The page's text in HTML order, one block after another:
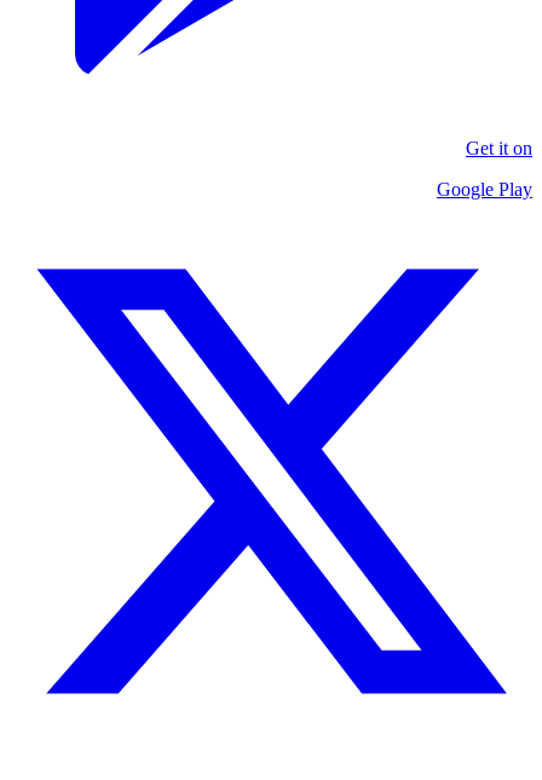
Get it on
Google Play